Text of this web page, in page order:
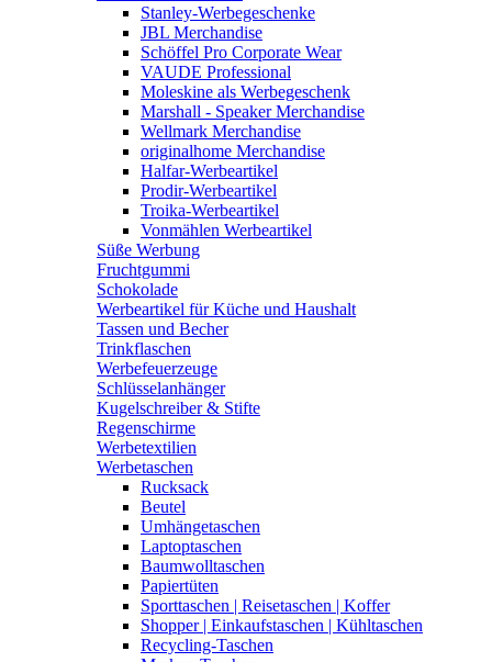
Stanley-Werbegeschenke
JBL Merchandise
Schöffel Pro Corporate Wear
VAUDE Professional
Moleskine als Werbegeschenk
Marshall - Speaker Merchandise
Wellmark Merchandise
originalhome Merchandise
Halfar-Werbeartikel
Prodir-Werbeartikel
Troika-Werbeartikel
Vonmählen Werbeartikel
Süße Werbung
Fruchtgummi
Schokolade
Werbeartikel für Küche und Haushalt
Tassen und Becher
Trinkflaschen
Werbefeuerzeuge
Schlüsselanhänger
Kugelschreiber & Stifte
Regenschirme
Werbetextilien
Werbetaschen
Rucksack
Beutel
Umhängetaschen
Laptoptaschen
Baumwolltaschen
Papiertüten
Sporttaschen | Reisetaschen | Koffer
Shopper | Einkaufstaschen | Kühltaschen
Recycling-Taschen